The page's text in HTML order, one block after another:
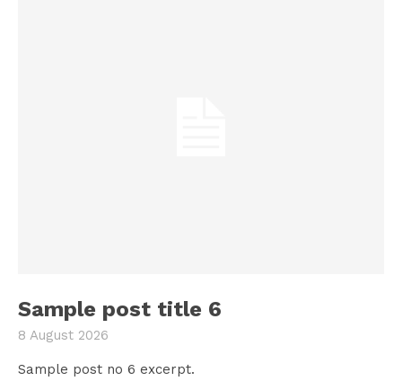
Sample post title 6
8 August 2026
Sample post no 6 excerpt.